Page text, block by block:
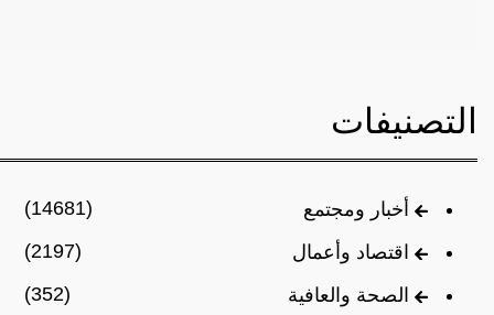
التصنيفات
أخبار ومجتمع
(14681)
اقتصاد وأعمال
(2197)
الصحة والعافية
(352)